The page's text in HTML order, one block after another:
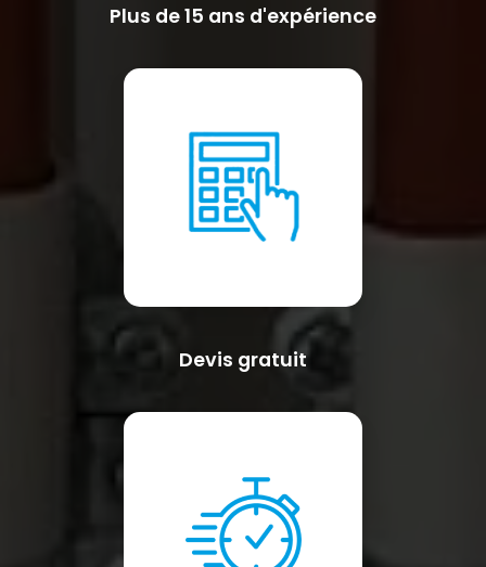
Plus de 15 ans d'expérience
Devis gratuit